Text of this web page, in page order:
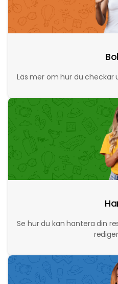
Läs mer om hur du checkar
Se hur du kan hantera din